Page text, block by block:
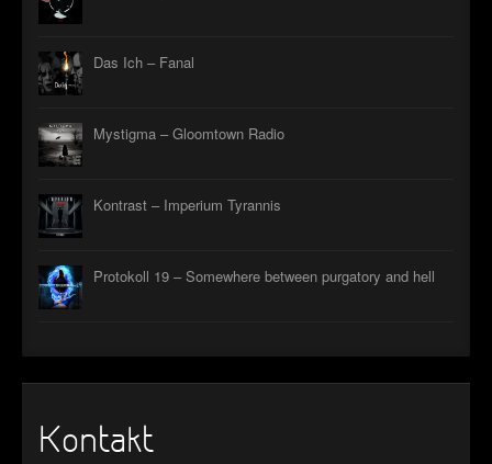
Das Ich – Fanal
Mystigma – Gloomtown Radio
Kontrast – Imperium Tyrannis
Protokoll 19 – Somewhere between purgatory and hell
Kontakt